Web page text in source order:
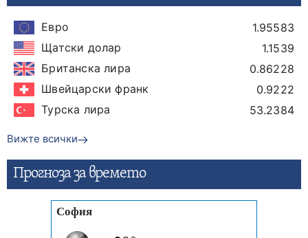
Евро
1.95583
Щатски долар
1.1539
Британска лира
0.86228
Швейцарски франк
0.9222
Турска лира
53.2384
Вижте всички
Прогнозa за времето